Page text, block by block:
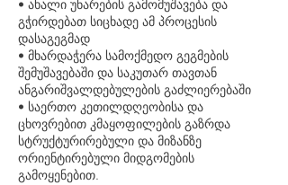
• ახალი უნარების გამომუშავება და
გჭირდებათ სიცხადე ამ პროცესის
დასაგეგმად
• მხარდაჭერა სამოქმედო გეგმების
შემუშავებაში და საკუთარ თავთან
ანგარიშვალდებულების გაძლიერებაში
• საერთო კეთილდღეობისა და
ცხოვრებით კმაყოფილების გაზრდა
სტრუქტურირებული და მიზანზე
ორიენტირებული მიდგომების
გამოყენებით.